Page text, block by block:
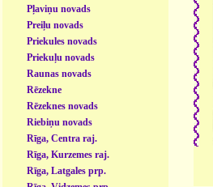
Pļaviņu novads
Preiļu novads
Priekules novads
Priekuļu novads
Raunas novads
Rēzekne
Rēzeknes novads
Riebiņu novads
Rīga, Centra raj.
Rīga, Kurzemes raj.
Rīga, Latgales prp.